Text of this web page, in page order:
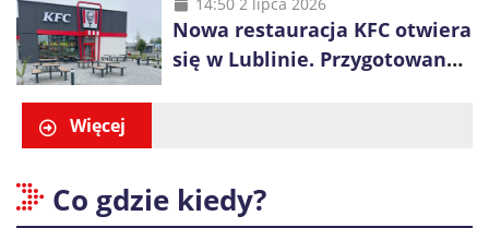
Nowa restauracja KFC otwiera
się w Lublinie. Przygotowano
Więcej
Co gdzie kiedy?